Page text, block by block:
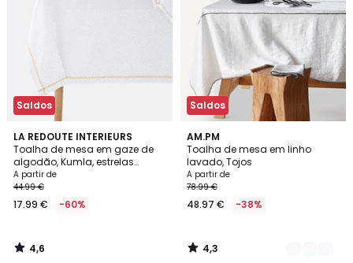
Saldos
LA REDOUTE INTERIEURS
Toalha de mesa em gaze de
algodão, Kumla, estrelas
bordadas
A partir de
44.99 €
17.99 € -60%
4,6
/ 5
4,6
/
Saldos
AM.PM
Toalha de mesa em linho
lavado, Tojos
A partir de
78.99 €
48.97 € -38%
4,3
/ 5
2
Cores
4,3
/